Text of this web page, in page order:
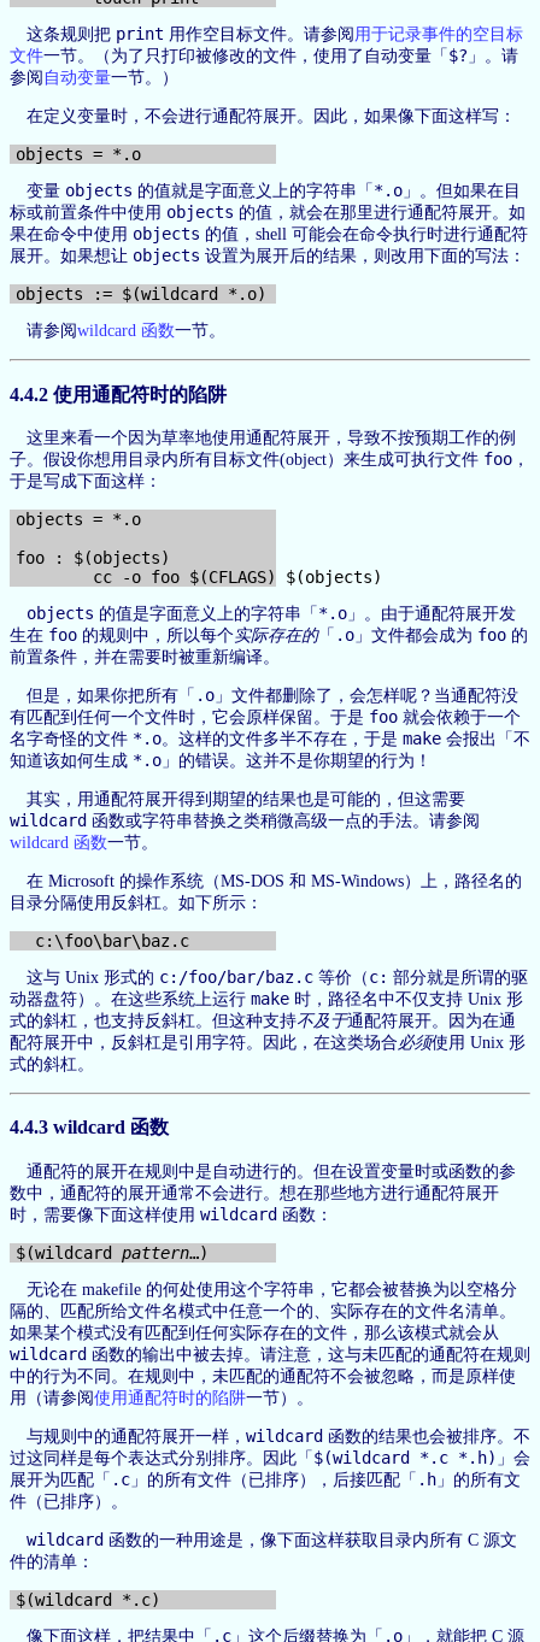
这条规则把 print 用作空目标文件。请参阅 用于记录事件的空目标
文件一节。（为了只打印被修改的文件，使用了自动变量「 $? 」。请
参阅 自动变量一节。）
在定义变量时，不会进行通配符展开。因此，如果像下面这样写：
变量 objects 的值就是字面意义上的字符串「 *.o 」。但如果在目
标或前置条件中使用 objects 的值，就会在那里进行通配符展开。如
果在命令中使用 objects 的值，shell 可能会在命令执行时进行通配符
展开。如果想让 objects 设置为展开后的结果，则改用下面的写法：
请参阅wildcard 函数一节。
4.4.2 使用通配符时的陷阱
这里来看一个因为草率地使用通配符展开，导致不按预期工作的例
子。假设你想用目录内所有目标文件(object）来生成可执行文件 foo ，
于是写成下面这样：
objects = *.o
foo : $(objects)
objects 的值是字面意义上的字符串「 *.o 」。由于通配符展开发
生在 foo 的规则中，所以每个实际存在的「 .o 」文件都会成为 foo 的
前置条件，并在需要时被重新编译。
但是，如果你把所有「 .o 」文件都删除了，会怎样呢？当通配符没
有匹配到任何一个文件时，它会原样保留。于是 foo 就会依赖于一个
名字奇怪的文件 *.o。这样的文件多半不存在，于是 make 会报出「不
知道该如何生成 *.o 」的错误。这并不是你期望的行为！
其实，用通配符展开得到期望的结果也是可能的，但这需要
wildcard 函数或字符串替换之类稍微高级一点的手法。请参阅
wildcard 函数一节。
在 Microsoft 的操作系统（MS-DOS 和 MS-Windows）上，路径名的
目录分隔使用反斜杠。如下所示：
这与 Unix 形式的 c:/foo/bar/baz.c 等价（ c: 部分就是所谓的驱
动器盘符）。在这些系统上运行 make 时，路径名中不仅支持 Unix 形
式的斜杠，也支持反斜杠。但这种支持不及于通配符展开。因为在通
配符展开中，反斜杠是引用字符。因此，在这类场合必须使用 Unix 形
式的斜杠。
4.4.3 wildcard 函数
通配符的展开在规则中是自动进行的。但在设置变量时或函数的参
数中，通配符的展开通常不会进行。想在那些地方进行通配符展开
时，需要像下面这样使用 wildcard 函数：
$(wildcard pattern
无论在 makefile 的何处使用这个字符串，它都会被替换为以空格分
隔的、匹配所给文件名模式中任意一个的、实际存在的文件名清单。
如果某个模式没有匹配到任何实际存在的文件，那么该模式就会从
wildcard 函数的输出中被去掉。请注意，这与未匹配的通配符在规则
中的行为不同。在规则中，未匹配的通配符不会被忽略，而是原样使
用（请参阅使用通配符时的陷阱一节）。
与规则中的通配符展开一样， wildcard 函数的结果也会被排序。不
过这同样是每个表达式分别排序。因此「 $(wildcard *.c *.h) 」会
展开为匹配「 .c 」的所有文件（已排序），后接匹配「 .h 」的所有文
件（已排序）。
wildcard 函数的一种用途是，像下面这样获取目录内所有 C 源文
件的清单：
像下面这样，把结果中「 .c 」这个后缀替换为「 .o 」，就能把 C 源